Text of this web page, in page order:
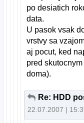
po desiatich
data.
U pasok vsak
vrstvy sa
aj pocut, ked
pred
doma).
Re: HDD
22.07.2007 |